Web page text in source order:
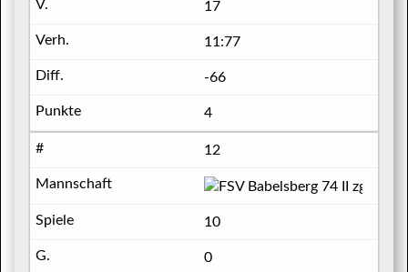
17
11:77
-66
4
12
FSV
10
0